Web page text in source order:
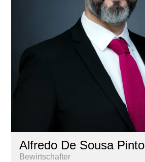
Alfredo De Sousa Pinto
Bewirtschafter